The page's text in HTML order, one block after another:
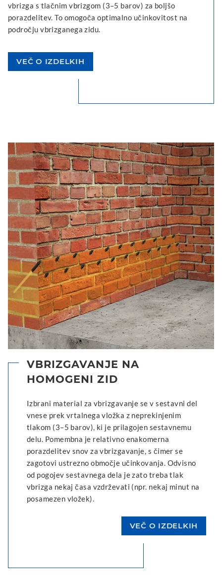
vbrizga s tlačnim vbrizgom (3–5 barov) za boljšo
porazdelitev. To omogoča optimalno učinkovitost na
področju vbrizganega zidu.
VEČ O IZDELKIH
VBRIZGAVANJE NA
HOMOGENI ZID
Izbrani material za vbrizgavanje se v sestavni del
vnese prek vrtalnega vložka z neprekinjenim
tlakom (3–5 barov), ki je prilagojen sestavnemu
delu. Pomembna je relativno enakomerna
porazdelitev snov za vbrizgavanje, s čimer se
zagotovi ustrezno območje učinkovanja. Odvisno
od pogojev sestavnega dela je zato treba tlak
vbrizga nekaj časa vzdrževati (npr. nekaj minut na
posamezen vložek).
VEČ O IZDELKIH